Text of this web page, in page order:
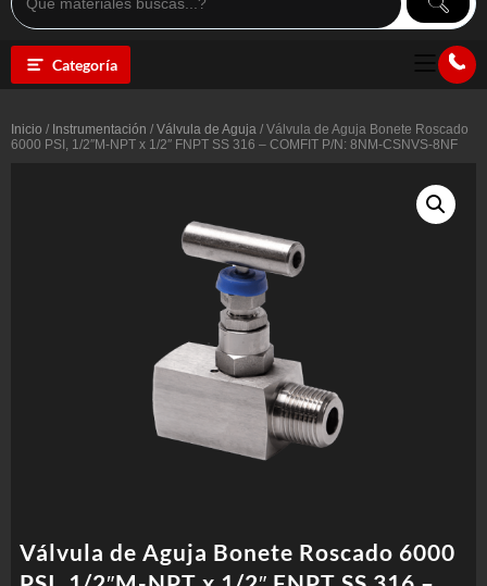
Categoría
Inicio / Instrumentación / Válvula de Aguja / Válvula de Aguja Bonete Roscado
6000 PSI, 1/2″M-NPT x 1/2″ FNPT SS 316 – COMFIT P/N: 8NM-CSNVS-8NF
Válvula de Aguja Bonete Roscado 6000